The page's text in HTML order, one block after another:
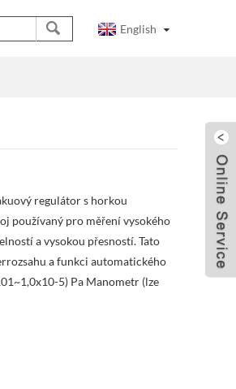
English
regulátor s horkou
používaný pro měření vysokého
a vysokou přesností. Tato
a funkci automatického
5) Pa Manometr (lze